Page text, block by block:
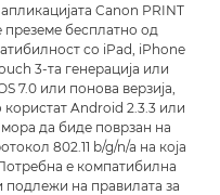
Canon PRINT
бесплатно од
со iPad, iPhone
3-та генерација или
7.0 или понова верзија,
Android 2.3.3 или
да биде поврзан на
802.11 b/g/n/a на која
е компатибилна
подлежи на правилата за